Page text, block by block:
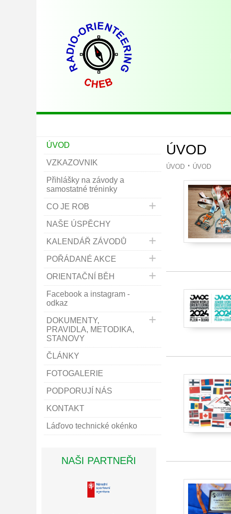
ÚVOD
ÚVOD ÚVOD
ÚVOD
VZKAZOVNIK
Přihlášky na závody a
samostatné tréninky
CO JE ROB
NAŠE ÚSPĚCHY
KALENDÁŘ ZÁVODŮ
POŘÁDANÉ AKCE
ORIENTAČNÍ BĚH
Facebook a instagram -
odkaz
DOKUMENTY,
PRAVIDLA, METODIKA,
STANOVY
ČLÁNKY
FOTOGALERIE
PODPORUJÍ NÁS
KONTAKT
Láďovo technické okénko
NAŠI PARTNEŘI